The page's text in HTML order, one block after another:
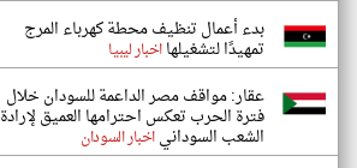
بدء أعمال تنظيف محطة كهرباء المرج
تمهيدًا لتشغيلهااخبار ليبيا
عقار: مواقف مصر الداعمة للسودان خلال
فترة الحرب تعكس احترامها العميق لإرادة
الشعب السودانياخبار السودان